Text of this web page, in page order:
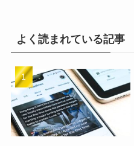
よく読まれている記事